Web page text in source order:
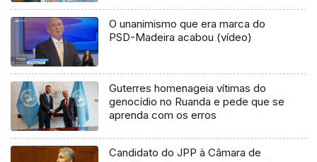
O unanimismo que era marca do
PSD-Madeira acabou (vídeo)
Guterres homenageia vítimas do
genocídio no Ruanda e pede que se
aprenda com os erros
Candidato do JPP à Câmara de